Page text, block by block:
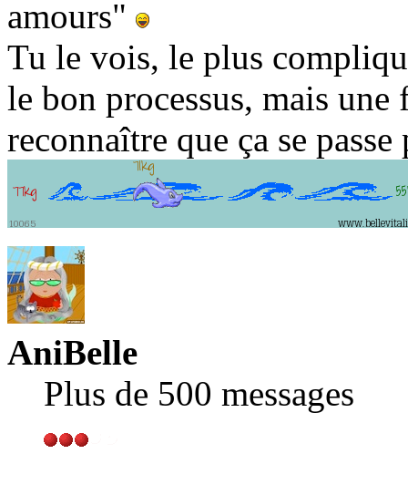
amours"
Tu le vois, le plus
le bon processus, mais
reconnaître que ça se
AniBelle
Plus de 500 messages